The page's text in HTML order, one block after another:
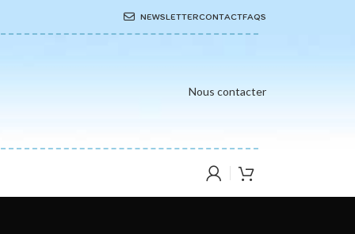
NEWSLETTERCONTACTFAQS
Nous contacter